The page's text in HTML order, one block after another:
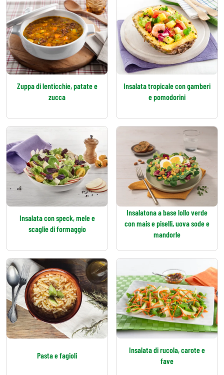
Zuppa di lenticchie, patate e
zucca
Insalata tropicale con gamberi
e pomodorini
Insalata con speck, mele e
scaglie di formaggio
Insalatona a base lollo verde
con mais e piselli, uova sode e
mandorle
Pasta e fagioli
Insalata di rucola, carote e
fave